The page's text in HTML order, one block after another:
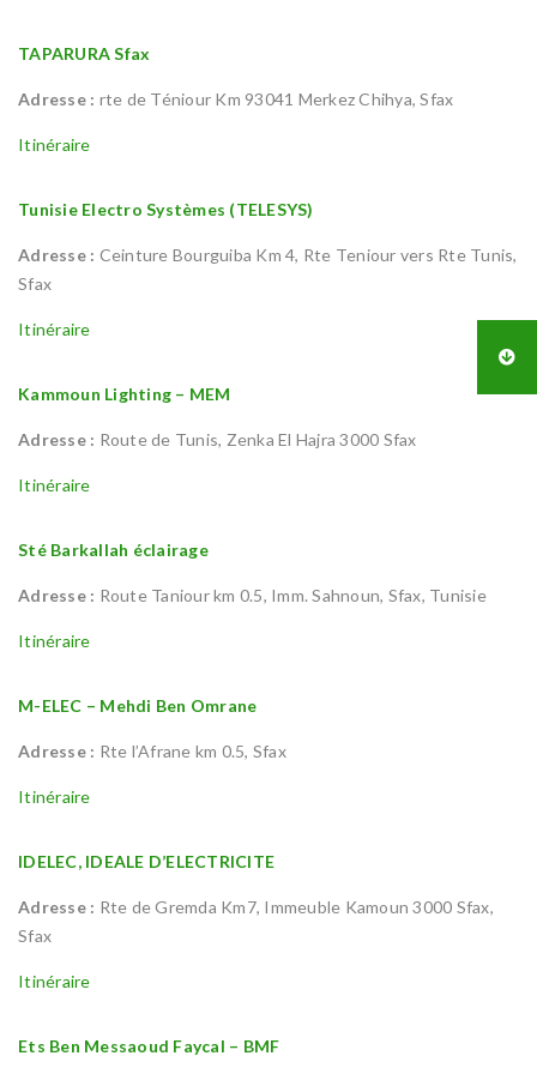
TAPARURA Sfax
Adresse : rte de Téniour Km 93041 Merkez Chihya, Sfax
Itinéraire
Tunisie Electro Systèmes (TELESYS)
Adresse : Ceinture Bourguiba Km 4, Rte Teniour vers Rte Tunis,
Sfax
Itinéraire
Kammoun Lighting – MEM
Adresse : Route de Tunis, Zenka El Hajra 3000 Sfax
Itinéraire
Sté Barkallah éclairage
Adresse : Route Taniour km 0.5, Imm. Sahnoun, Sfax, Tunisie
Itinéraire
M-ELEC – Mehdi Ben Omrane
Adresse : Rte l’Afrane km 0.5, Sfax
Itinéraire
IDELEC, IDEALE D’ELECTRICITE
Adresse : Rte de Gremda Km7, Immeuble Kamoun 3000 Sfax,
Sfax
Itinéraire
Ets Ben Messaoud Faycal – BMF